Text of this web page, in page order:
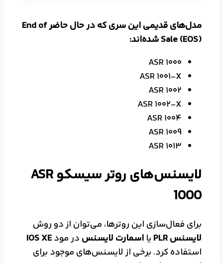
مدل‌های قدیمی این سری که در حال حاضر End of
Sale (EOS) شده‌اند:
ASR 1000
ASR 1001-X
ASR 1002
ASR 1002-X
ASR 1004
ASR 1009
ASR 1013
لایسنس‌های روتر سیسکو ASR
1000
برای فعال‌سازی این روترها، می‌توان از دو روش
لایسنس PLR
یا اسمارت لایسنس در مودIOS XE
استفاده کرد. برخی از لایسنس‌های موجود برای